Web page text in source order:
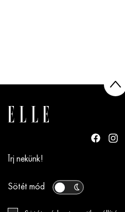
Írj nekünk!
Sötét mód